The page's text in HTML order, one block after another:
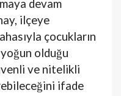
devam
ilçeye
çocukların
olduğu
ve nitelikli
ifade